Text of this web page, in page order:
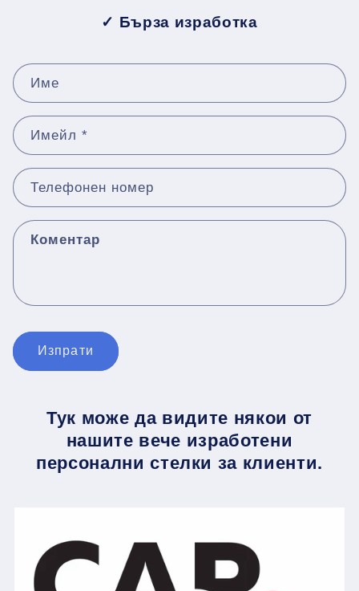
✓ Бърза изработка
Ф
о
р
м
л
я
р
к
н
т
Име
Имейл*
Телефонен номер
Коментар
Изпрати
Тук може да видите някои от
нашите вече изработени
персонални стелки за клиенти.